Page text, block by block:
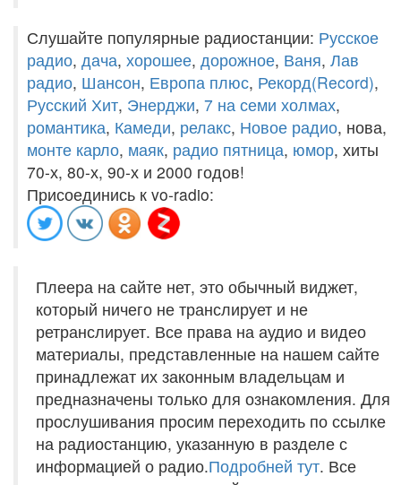
Слушайте популярные радиостанции: Русское
радио, дача, хорошее, дорожное, Ваня, Лав
радио, Шансон, Европа плюс, Рекорд(Record),
Русский Хит, Энерджи, 7 на семи холмах,
романтика, Камеди, релакс, Новое радио, нова,
монте карло, маяк, радио пятница, юмор, хиты
70-х, 80-х, 90-х и 2000 годов!
Присоединись к vo-radio:
Плеера на сайте нет, это обычный виджет,
который ничего не транслирует и не
ретранслирует. Все права на аудио и видео
материалы, представленные на нашем сайте
принадлежат их законным владельцам и
предназначены только для ознакомления. Для
прослушивания просим переходить по ссылке
на радиостанцию, указанную в разделе с
информацией о радио.Подробней тут. Все